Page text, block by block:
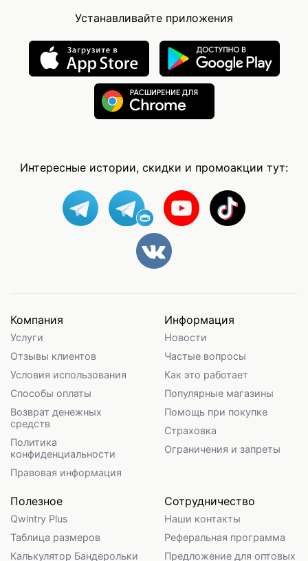
Устанавливайте приложения
Интересные истории, скидки и промоакции тут:
Компания
Услуги
Отзывы клиентов
Условия использования
Способы оплаты
Возврат денежных
средств
Политика
конфиденциальности
Правовая информация
Информация
Новости
Частые вопросы
Как это работает
Популярные магазины
Помощь при покупке
Страховка
Ограничения и запреты
Полезное
Qwintry Plus
Таблица размеров
Калькулятор Бандерольки
Сотрудничество
Наши контакты
Реферальная программа
Предложение для оптовых